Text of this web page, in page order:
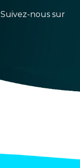
Suivez-nous sur